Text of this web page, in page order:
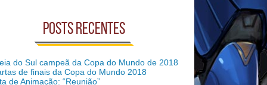
Posts recentes
do Sul campeã da Copa do Mundo de 2018
de finais da Copa do Mundo 2018
de Animação: “Reunião”